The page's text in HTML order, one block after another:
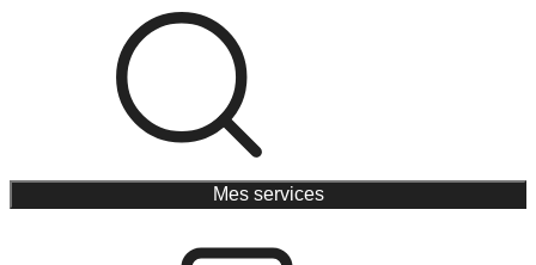
Mes services